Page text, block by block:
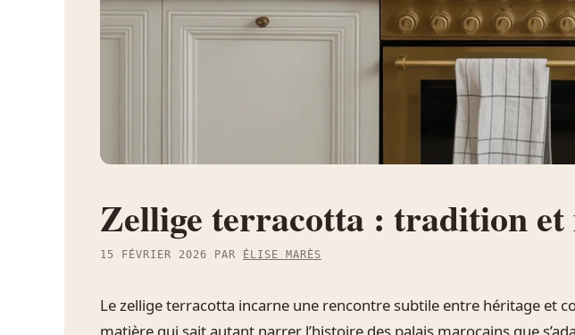
Zellige terracotta : tradition et
15 FÉVRIER 2026 PAR ÉLISE MARÈS
Le zellige terracotta incarne une rencontre subtile entre héritage et